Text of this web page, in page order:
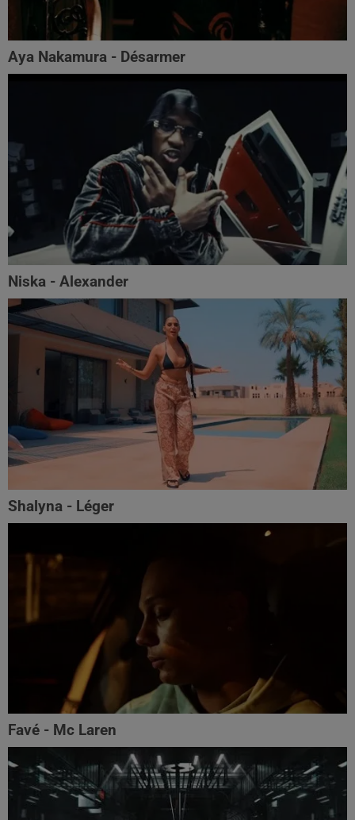
Aya Nakamura - Désarmer
Niska - Alexander
Shalyna - Léger
Favé - Mc Laren